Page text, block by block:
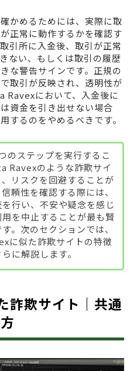
かめるためには、実際に取
正常に動作するかを確認す
引所に入金後、取引が正常
ない、もしくは取引の履歴
な警告サインです。正規の
取引が反映され、透明性が
Ravexにおいて、入金後に
資金を引き出せない場合
するのをやめるべきです。
のステップを実行するこ
Ravexのような詐欺サイ
、リスクを回避することが
頼性を確認する際には、
行い、不安や疑念を感じ
を中止することが最も賢
。次のセクションでは、
に似た詐欺サイトの特徴
に解説します。
詐欺サイト｜共通